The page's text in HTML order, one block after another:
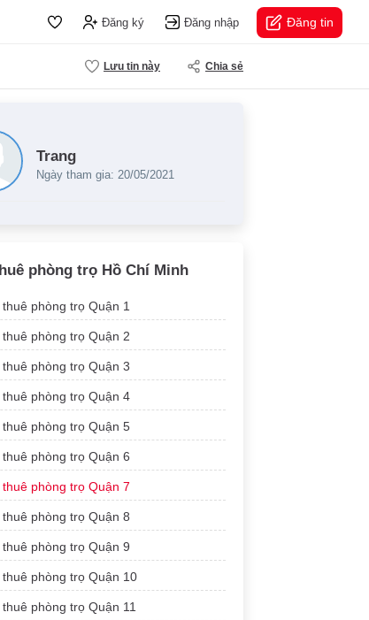
Đăng ký Đăng nhập Đăng tin
Lưu tin này Chia sẻ
Trang
Ngày tham gia: 20/05/2021
phòng trọ Hồ Chí Minh
phòng trọ Quận 1
thuê phòng trọ Quận 2
thuê phòng trọ Quận 3
thuê phòng trọ Quận 4
thuê phòng trọ Quận 5
thuê phòng trọ Quận 6
thuê phòng trọ Quận 7
thuê phòng trọ Quận 8
thuê phòng trọ Quận 9
thuê phòng trọ Quận 10
phòng trọ Quận 11